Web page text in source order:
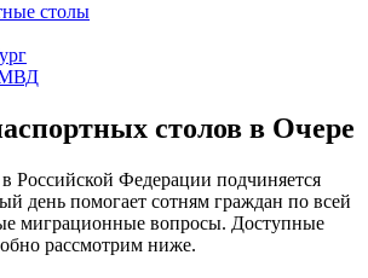
столы
столов в Очере
Российской Федерации подчиняется
помогает сотням граждан по всей
миграционные вопросы. Доступные
рассмотрим ниже.